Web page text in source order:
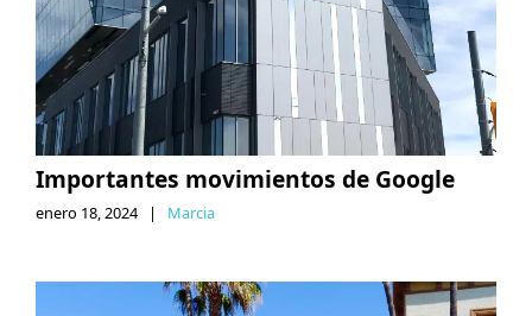
Importantes movimientos de Google
enero 18, 2024 | Marcia